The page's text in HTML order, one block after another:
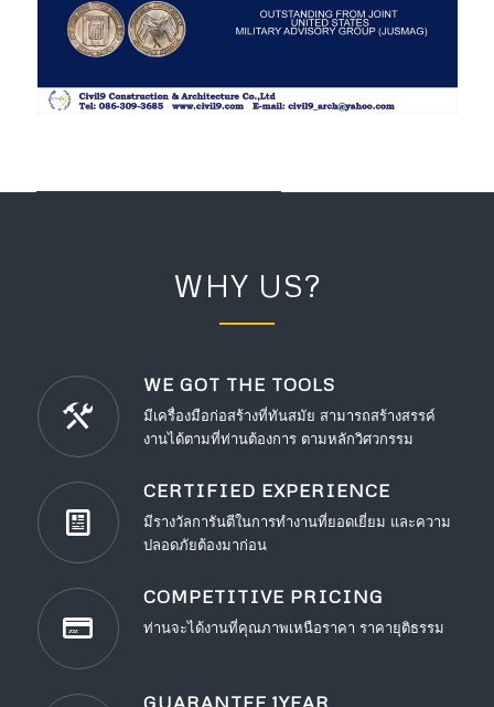
WHY US?
WE GOT THE TOOLS
มีเครื่องมือก่อสร้างที่ทันสมัย สามารถสร้างสรรค์
งานได้ตามที่ท่านต้องการ ตามหลักวิศวกรรม
CERTIFIED EXPERIENCE
มีรางวัลการันตีในการทำงานที่ยอดเยี่ยม และความ
ปลอดภัยต้องมาก่อน
COMPETITIVE PRICING
ท่านจะได้งานที่คุณภาพเหนือราคา ราคายุติธรรม